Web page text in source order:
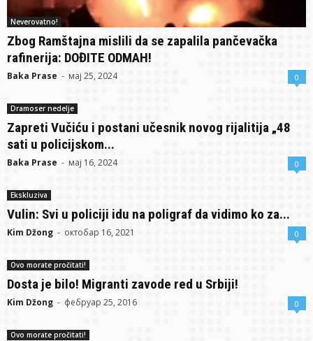
Neverovatno!
Zbog Ramštajna mislili da se zapalila pančevačka
rafinerija: DOĐITE ODMAH!
Baka Prase - мај 25, 2024 0
Dramoser nedelje
Zapreti Vučiću i postani učesnik novog rijalitija „48
sati u policijskom...
Baka Prase - мај 16, 2024 0
Ekskluziva
Vulin: Svi u policiji idu na poligraf da vidimo ko za...
Kim Džong - октобар 16, 2021 0
Ovo morate pročitati!
Dosta je bilo! Migranti zavode red u Srbiji!
Kim Džong - фебруар 25, 2016 0
Ovo morate pročitati!